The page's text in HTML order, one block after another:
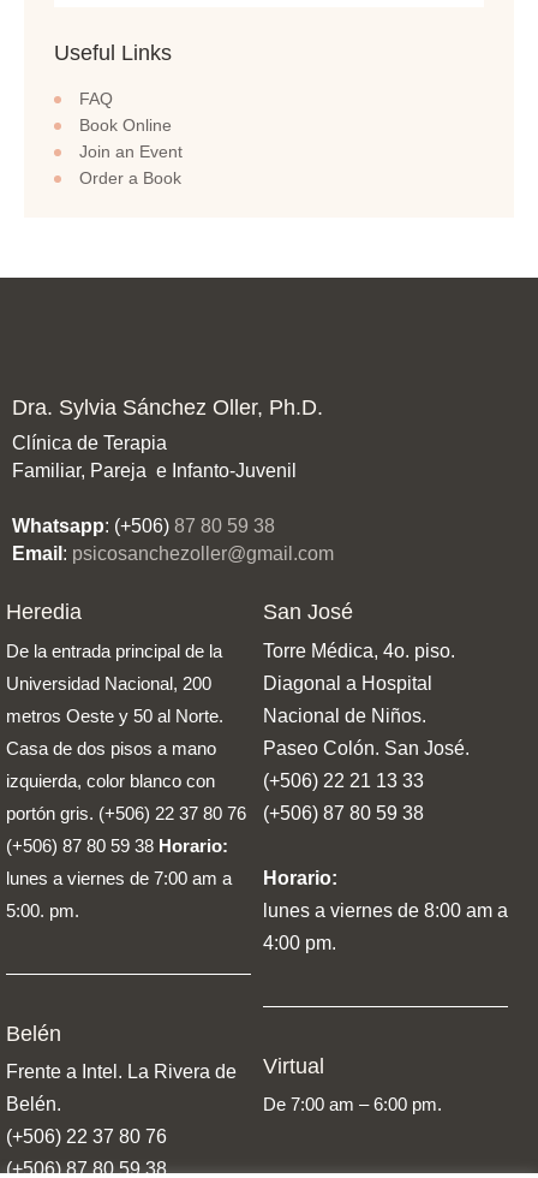
Useful Links
FAQ
Book Online
Join an Event
Order a Book
Dra. Sylvia Sánchez Oller, Ph.D.
Clínica de Terapia
Familiar, Pareja e Infanto-Juvenil
Whatsapp: (+506) 87 80 59 38
Email : psicosanchezoller@gmail.com
Heredia
De la entrada principal de la
Universidad Nacional, 200
metros Oeste y 50 al Norte.
Casa de dos pisos a mano
izquierda, color blanco con
portón gris. (+506) 22 37 80 76
(+506) 87 80 59 38 Horario:
lunes a viernes de 7:00 am a
5:00. pm.
Belén
Frente a Intel. La Rivera de
Belén.
(+506) 22 37 80 76
(+506)87 80 59 38
San José
Torre Médica, 4o. piso.
Diagonal a Hospital
Nacional de Niños.
Paseo Colón. San José.
(+506) 22 21 13 33
(+506) 87 80 59 38
Horario:
lunes a viernes de 8:00 am a
4:00 pm.
Virtual
De 7:00 am – 6:00 pm.